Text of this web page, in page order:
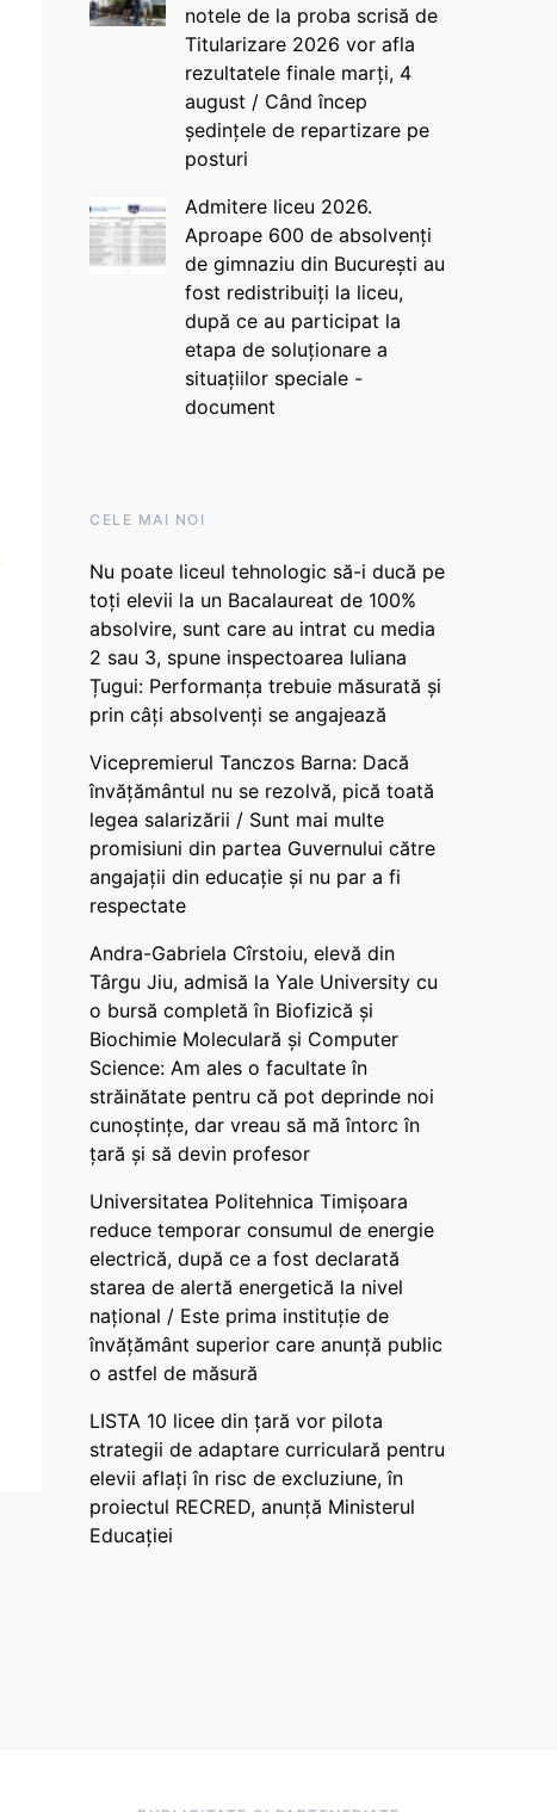
notele de la proba scrisă de
Titularizare 2026 vor afla
rezultatele finale marți, 4
august / Când încep
ședințele de repartizare pe
posturi
Admitere liceu 2026.
Aproape 600 de absolvenți
de gimnaziu din București au
fost redistribuiți la liceu,
după ce au participat la
etapa de soluționare a
situațiilor speciale -
document
CELE MAI NOI
Nu poate liceul tehnologic să-i ducă pe
toți elevii la un Bacalaureat de 100%
absolvire, sunt care au intrat cu media
2 sau 3, spune inspectoarea Iuliana
Țugui: Performanța trebuie măsurată și
prin câți absolvenți se angajează
Vicepremierul Tanczos Barna: Dacă
învățământul nu se rezolvă, pică toată
legea salarizării / Sunt mai multe
promisiuni din partea Guvernului către
angajații din educație și nu par a fi
respectate
Andra-Gabriela Cîrstoiu, elevă din
Târgu Jiu, admisă la Yale University cu
o bursă completă în Biofizică și
Biochimie Moleculară și Computer
Science: Am ales o facultate în
străinătate pentru că pot deprinde noi
cunoștințe, dar vreau să mă întorc în
țară și să devin profesor
Universitatea Politehnica Timișoara
reduce temporar consumul de energie
electrică, după ce a fost declarată
starea de alertă energetică la nivel
național / Este prima instituție de
învățământ superior care anunță public
o astfel de măsură
LISTA 10 licee din țară vor pilota
strategii de adaptare curriculară pentru
elevii aflați în risc de excluziune, în
proiectul RECRED, anunță Ministerul
Educației